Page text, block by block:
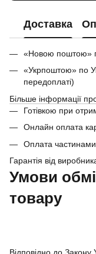
Доставка
«Новою поштою»
«Укрпоштою» по
передоплаті)
Більше інформації
Готівкою при
Онлайн оплата
Оплата
Гарантія від
Умови
товару